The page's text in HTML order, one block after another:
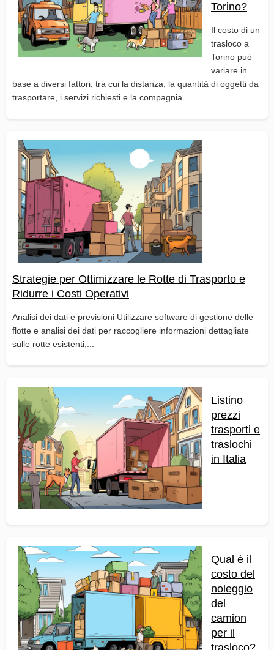
Torino?
Il costo di un
trasloco a
Torino può
variare in
base a diversi fattori, tra cui la distanza, la quantità di oggetti da
trasportare, i servizi richiesti e la compagnia ...
Strategie per Ottimizzare le Rotte di Trasporto e
Ridurre i Costi Operativi
Analisi dei dati e previsioni Utilizzare software di gestione delle
flotte e analisi dei dati per raccogliere informazioni dettagliate
sulle rotte esistenti,...
Listino
prezzi
trasporti e
traslochi
in Italia
Qual è il
costo del
noleggio
del
camion
per il
trasloco?